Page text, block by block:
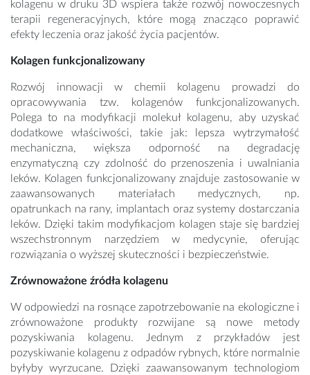
kolagenu w druku 3D wspiera także rozwój nowoczesnych
terapii regeneracyjnych, które mogą znacząco poprawić
efekty leczenia oraz jakość życia pacjentów.
Kolagen funkcjonalizowany
Rozwój innowacji w chemii kolagenu prowadzi do
opracowywania tzw. kolagenów funkcjonalizowanych.
Polega to na modyfikacji molekuł kolagenu, aby uzyskać
dodatkowe właściwości, takie jak: lepsza wytrzymałość
mechaniczna, większa odporność na degradację
enzymatyczną czy zdolność do przenoszenia i uwalniania
leków. Kolagen funkcjonalizowany znajduje zastosowanie w
zaawansowanych materiałach medycznych, np.
opatrunkach na rany, implantach oraz systemy dostarczania
leków. Dzięki takim modyfikacjom kolagen staje się bardziej
wszechstronnym narzędziem w medycynie, oferując
rozwiązania o wyższej skuteczności i bezpieczeństwie.
Zrównoważone źródła kolagenu
W odpowiedzi na rosnące zapotrzebowanie na ekologiczne i
zrównoważone produkty rozwijane są nowe metody
pozyskiwania kolagenu. Jednym z przykładów jest
pozyskiwanie kolagenu z odpadów rybnych, które normalnie
byłyby wyrzucane. Dzięki zaawansowanym technologiom